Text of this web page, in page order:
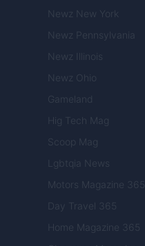
Newz New York
Newz Pennsylvania
Newz Illinois
Newz Ohio
Gameland
Hig Tech Mag
Scoop Mag
Lgbtqia News
Motors Magazine 365
Day Travel 365
Home Magazine 365